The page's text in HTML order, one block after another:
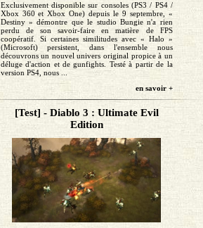
Exclusivement disponible sur consoles (PS3 / PS4 /
Xbox 360 et Xbox One) depuis le 9 septembre, «
Destiny » démontre que le studio Bungie n'a rien
perdu de son savoir-faire en matière de FPS
coopératif. Si certaines similitudes avec « Halo »
(Microsoft) persistent, dans l'ensemble nous
découvrons un nouvel univers original propice à un
déluge d'action et de gunfights. Testé à partir de la
version PS4, nous ...
en savoir +
[Test] - Diablo 3 : Ultimate Evil
Edition